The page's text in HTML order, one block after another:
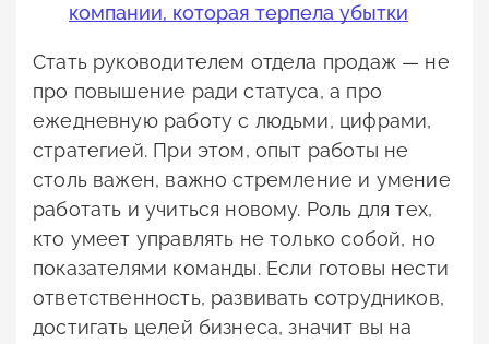
компании, которая терпела убытки
Стать руководителем отдела продаж — не
про повышение ради статуса, а про
ежедневную работу с людьми, цифрами,
стратегией. При этом, опыт работы не
столь важен, важно стремление и умение
работать и учиться новому. Роль для тех,
кто умеет управлять не только собой, но
показателями команды. Если готовы нести
ответственность, развивать сотрудников,
достигать целей бизнеса, значит вы на